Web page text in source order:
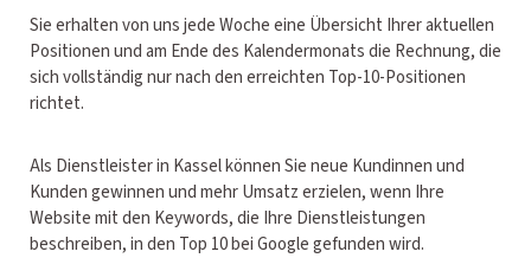
Sie erhalten von uns jede Woche eine Übersicht Ihrer aktuellen
Positionen und am Ende des Kalendermonats die Rechnung, die
sich vollständig nur nach den erreichten Top-10-Positionen
richtet.
Als Dienstleister in Kassel können Sie neue Kundinnen und
Kunden gewinnen und mehr Umsatz erzielen, wenn Ihre
Website mit den Keywords, die Ihre Dienstleistungen
beschreiben, in den Top 10 bei Google gefunden wird.